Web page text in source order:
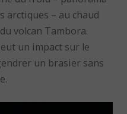
arctiques – au chaud
volcan Tambora.
un impact sur le
un brasier sans